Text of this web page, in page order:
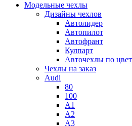
Модельные чехлы
Дизайны чехлов
Автолидер
Автопилот
Автофрант
Кулпарт
Авточехлы по
Чехлы на заказ
Audi
80
100
A1
A2
A3